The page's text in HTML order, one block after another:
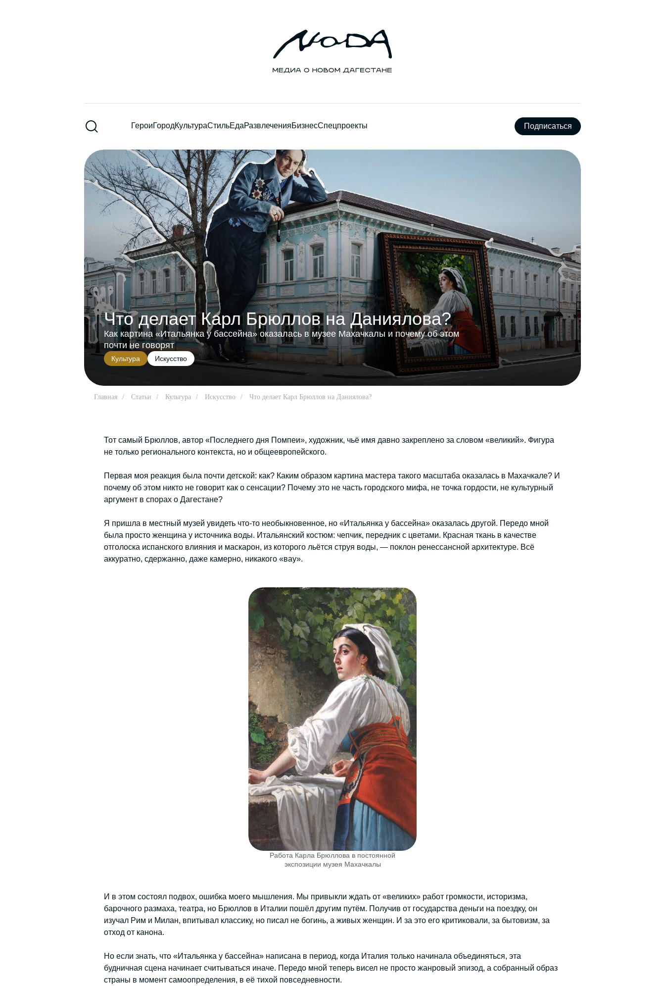
ГероиГородКультураСтильЕдаРазвлеченияБизнесСпецпроекты Подписаться
Что делает Карл Брюллов на Даниялова?
Как картина «Итальянка у бассейна» оказалась в музее Махачкалы и почему об этом
почти не говорят
Культура Искусство
Главная / Статьи / Культура / Искусство / Что делает Карл Брюллов на Даниялова?
Тот самый Брюллов, автор «Последнего дня Помпеи», художник, чьё имя давно закреплено за словом «великий». Фигура
не только регионального контекста, но и общеевропейского.
Первая моя реакция была почти детской: как? Каким образом картина мастера такого масштаба оказалась в Махачкале? И
почему об этом никто не говорит как о сенсации? Почему это не часть городского мифа, не точка гордости, не культурный
аргумент в спорах о Дагестане?
Я пришла в местный музей увидеть что-то необыкновенное, но «Итальянка у бассейна» оказалась другой. Передо мной
была просто женщина у источника воды. Итальянский костюм: чепчик, передник с цветами. Красная ткань в качестве
отголоска испанского влияния и маскарон, из которого льётся струя воды, — поклон ренессансной архитектуре. Всё
аккуратно, сдержанно, даже камерно, никакого «вау».
Работа Карла Брюллова в постоянной
экспозиции музея Махачкалы
И в этом состоял подвох, ошибка моего мышления. Мы привыкли ждать от «великих» работ громкости, историзма,
барочного размаха, театра, но Брюллов в Италии пошёл другим путём. Получив от государства деньги на поездку, он
изучал Рим и Милан, впитывал классику, но писал не богинь, а живых женщин. И за это его критиковали, за бытовизм, за
отход от канона.
Но если знать, что «Итальянка у бассейна» написана в период, когда Италия только начинала объединяться, эта
будничная сцена начинает считываться иначе. Передо мной теперь висел не просто жанровый эпизод, а собранный образ
страны в момент самоопределения, в её тихой повседневности.